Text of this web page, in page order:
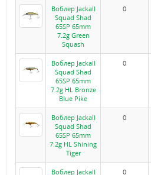
Воблер Jackall
Squad Shad
65SP 65mm
7.2g Green
Squash
0
Воблер Jackall
Squad Shad
65SP 65mm
7.2g HL Bronze
Blue Pike
0
Воблер Jackall
Squad Shad
65SP 65mm
7.2g HL Shining
Tiger
0
Воблер Jackall 0